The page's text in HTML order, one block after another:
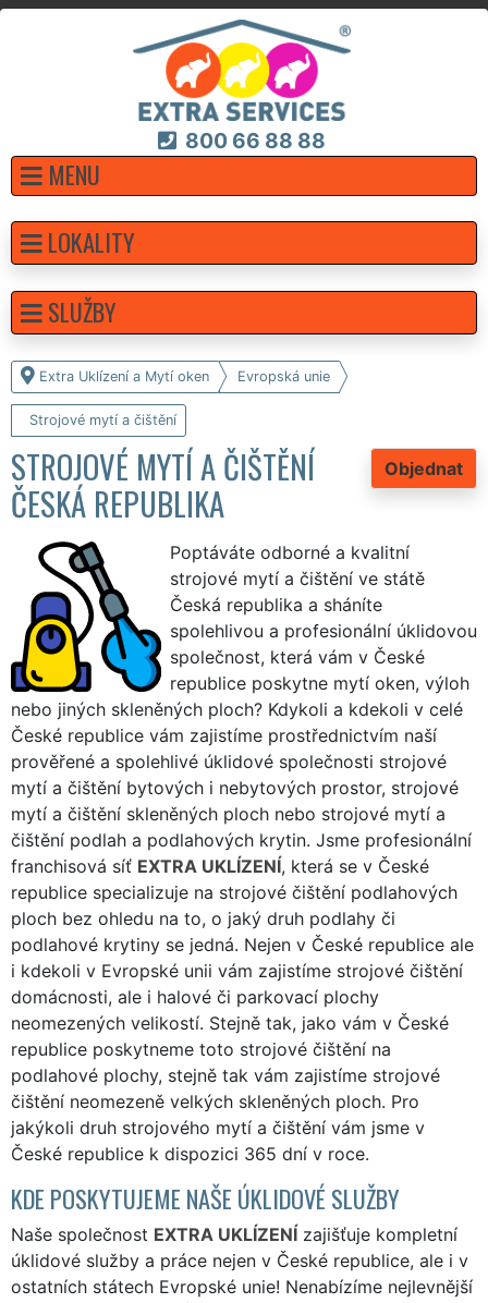
800 66 88 88
MENU
Extra Uklízení a Mytí oken Evropská unie
Strojové mytí a čištění
Objednat
STROJOVÉ MYTÍ A ČIŠTĚNÍ
ČESKÁ REPUBLIKA
Poptáváte odborné a kvalitní
strojové mytí a čištění ve státě
Česká republika a sháníte
spolehlivou a profesionální úklidovou
společnost, která vám v České
republice poskytne mytí oken, výloh
nebo jiných skleněných ploch? Kdykoli a kdekoli v celé
České republice vám zajistíme prostřednictvím naší
prověřené a spolehlivé úklidové společnosti strojové
mytí a čištění bytových i nebytových prostor, strojové
mytí a čištění skleněných ploch nebo strojové mytí a
čištění podlah a podlahových krytin. Jsme profesionální
franchisová síť EXTRA UKLÍZENÍ, která se v České
republice specializuje na strojové čištění podlahových
ploch bez ohledu na to, o jaký druh podlahy či
podlahové krytiny se jedná. Nejen v České republice ale
i kdekoli v Evropské unii vám zajistíme strojové čištění
domácnosti, ale i halové či parkovací plochy
neomezených velikostí. Stejně tak, jako vám v České
republice poskytneme toto strojové čištění na
podlahové plochy, stejně tak vám zajistíme strojové
čištění neomezeně velkých skleněných ploch. Pro
jakýkoli druh strojového mytí a čištění vám jsme v
České republice k dispozici 365 dní v roce.
KDE POSKYTUJEME NAŠE ÚKLIDOVÉ SLUŽBY
Naše společnost EXTRA UKLÍZENÍ zajišťuje kompletní
úklidové služby a práce nejen v České republice, ale i v
ostatních státech Evropské unie! Nenabízíme nejlevnější
LOKALITY
SLUŽBY